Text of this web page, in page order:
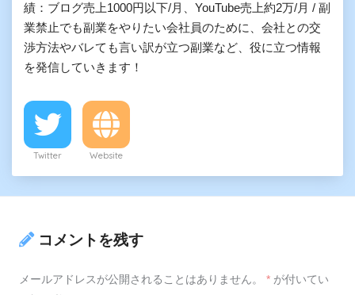
績：ブログ売上1000円以下/月、YouTube売上約2万/月 / 副
業禁止でも副業をやりたい会社員のために、会社との交
渉方法やバレても言い訳が立つ副業など、役に立つ情報
を発信していきます！
Twitter Website
コメントを残す
メールアドレスが公開されることはありません。 * が付いてい